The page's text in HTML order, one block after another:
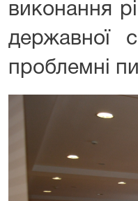
виконання
державної
проблемні